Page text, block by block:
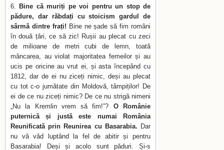
Bine că muriți pe voi pentru un stop de
pădure, dar răbdați cu stoicism gardul de
sârmă dintre frați! Bine ne șade să fim români
în două țări, ce să zic! Rușii au plecat cu zeci
de milioane de metri cubi de lemn, toată
mâncarea, au violat majoritatea femeilor și au
ucis pe oricine au vrut ei, și asta începând cu
1812, dar de ei nu ziceți nimic, deși au plecat
cu tot c-o jumătate din Moldovă, tâmpiților! De
ei de ce nu ziceți nimic? De ce nu strigă nimeni
„Nu la Kremlin vrem să fim!”? O Românie
puternică și justă este numai România
Reunificată prin Reunirea cu Basarabia. Dar
nu vă văd luptând la fel de abitir și pentru
Basarabia! Deși și acolo sunt păduri. Și-s